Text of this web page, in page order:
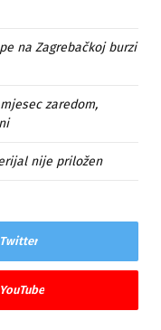
na Zagrebačkoj burzi
zaredom,
nije priložen
Twitter
YouTube